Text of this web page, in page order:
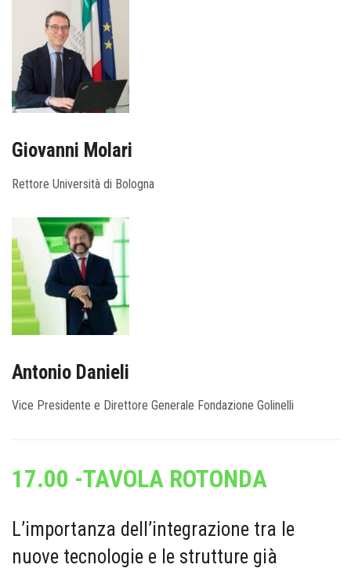
Giovanni Molari
Rettore Università di Bologna
Antonio Danieli
Vice Presidente e Direttore Generale Fondazione Golinelli
17.00 -TAVOLA ROTONDA
L’importanza dell’integrazione tra le
nuove tecnologie e le strutture già